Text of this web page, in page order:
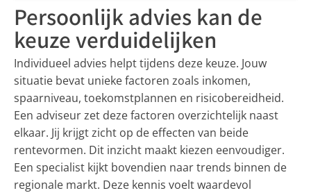
Persoonlijk advies kan de
keuze verduidelijken
Individueel advies helpt tijdens deze keuze. Jouw
situatie bevat unieke factoren zoals inkomen,
spaarniveau, toekomstplannen en risicobereidheid.
Een adviseur zet deze factoren overzichtelijk naast
elkaar. Jij krijgt zicht op de effecten van beide
rentevormen. Dit inzicht maakt kiezen eenvoudiger.
Een specialist kijkt bovendien naar trends binnen de
regionale markt. Deze kennis voelt waardevol